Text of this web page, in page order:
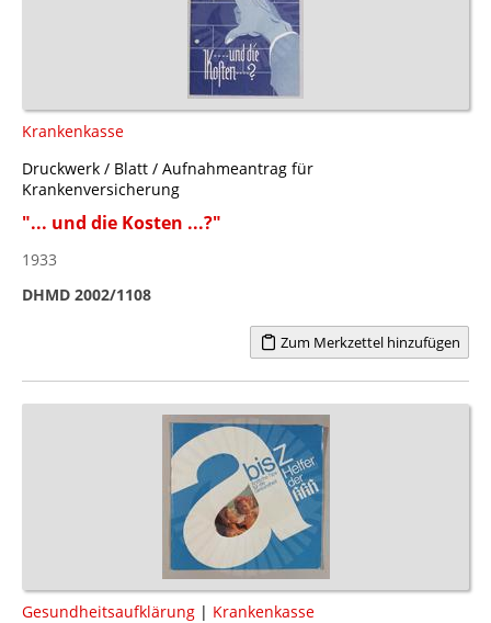
Krankenkasse
Druckwerk / Blatt / Aufnahmeantrag für
Krankenversicherung
"... und die Kosten ...?"
1933
DHMD 2002/1108
Zum Merkzettel hinzufügen
Gesundheitsaufklärung | Krankenkasse